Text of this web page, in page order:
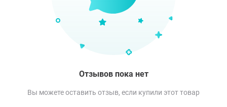
Отзывов пока нет
Вы можете оставить отзыв, если купили этот товар